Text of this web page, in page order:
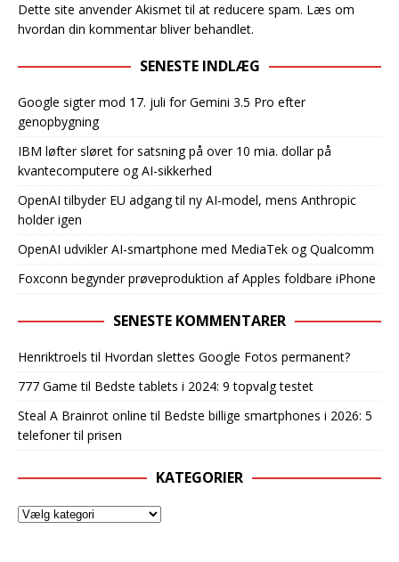
Dette site anvender Akismet til at reducere spam. Læs om
hvordan din kommentar bliver behandlet.
SENESTE INDLÆG
Google sigter mod 17. juli for Gemini 3.5 Pro efter
genopbygning
IBM løfter sløret for satsning på over 10 mia. dollar på
kvantecomputere og AI-sikkerhed
OpenAI tilbyder EU adgang til ny AI-model, mens Anthropic
holder igen
OpenAI udvikler AI-smartphone med MediaTek og Qualcomm
Foxconn begynder prøveproduktion af Apples foldbare iPhone
SENESTE KOMMENTARER
Henriktroels til Hvordan slettes Google Fotos permanent?
777 Game til Bedste tablets i 2024: 9 topvalg testet
Steal A Brainrot online til Bedste billige smartphones i 2026: 5
telefoner til prisen
KATEGORIER